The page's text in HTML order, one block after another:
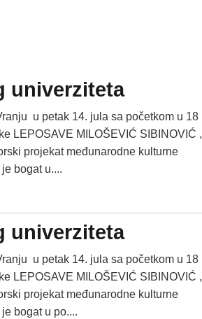
univerziteta
u petak 14. jula sa početkom u 18
LEPOSAVE MILOŠEVIĆ SIBINOVIĆ ,
projekat međunarodne kulturne
bogat u....
univerziteta
u petak 14. jula sa početkom u 18
LEPOSAVE MILOŠEVIĆ SIBINOVIĆ ,
projekat međunarodne kulturne
bogat u po....